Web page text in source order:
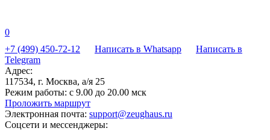
0
+7 (499) 450-72-12
Написать в Whatsapp
Написать в
Telegram
Адрес:
117534, г. Москва, а/я 25
Режим работы: с 9.00 до 20.00 мск
Проложить маршрут
Электронная почта: support@zeughaus.ru
Соцсети и мессенджеры: